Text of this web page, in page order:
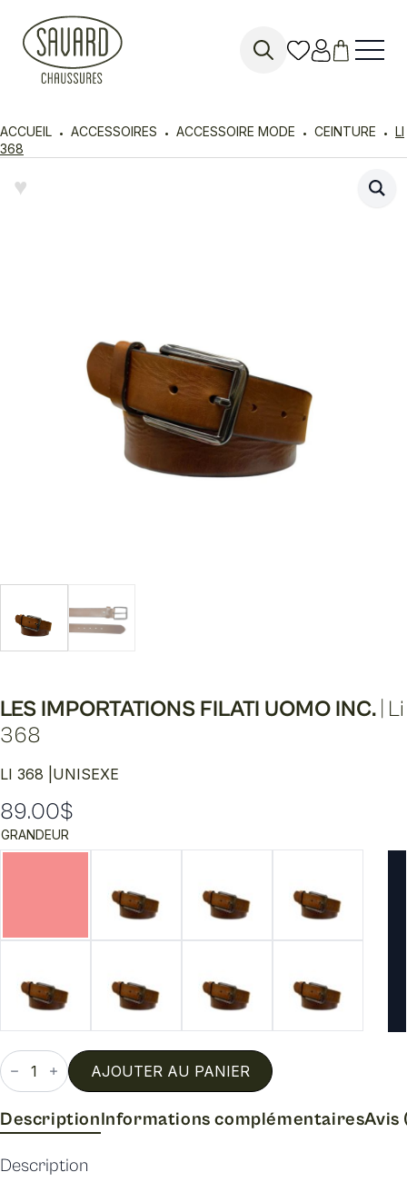
ACCUEIL ACCESSOIRES ACCESSOIRE MODE CEINTURE
LI
368
♥︎
LES IMPORTATIONS FILATI UOMO INC. Li
368
LI 368 | UNISEXE
89.00$
GRANDEUR
quantité
de
Li
AJOUTER AU PANIER
DescriptionInformations complémentairesAvis
Description